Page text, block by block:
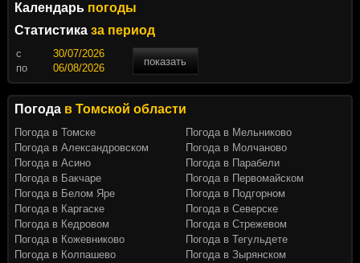
Календарь погоды
Статистика за период
c
показать
по
Погода в Томской области
Погода в Томске
Погода в Александровском
Погода в Асино
Погода в Бакчаре
Погода в Белом Яре
Погода в Каргаске
Погода в Кедровом
Погода в Кожевниково
Погода в Колпашево
Погода в Мельниково
Погода в Молчаново
Погода в Парабели
Погода в Первомайском
Погода в Подгорном
Погода в Северске
Погода в Стрежевом
Погода в Тегульдете
Погода в Зырянском